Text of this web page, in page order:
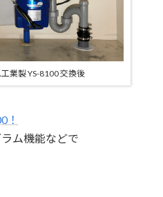
業製 YS-8100 交換後
！
ム機能などで